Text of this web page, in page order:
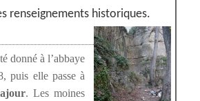
renseignements historiques.
donné à l’abbaye
puis elle passe à
. Les moines